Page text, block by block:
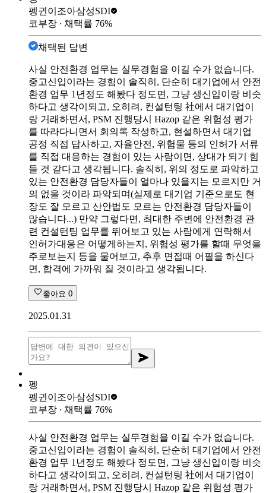
펭귄이조아삼성SDI
코부장 ∙ 채택률 76%
채택된 답변
사실 안전환경 업무는 실무경험을 이길 수가 없습니다.
중고신입이라는 경험이 솔직히, 단순히 대기업에서 안전
환경 업무 1년정도 해봤다 정도면, 그냥 생신입이랑 비슷
하다고 생각이되고, 오히려, 컨설턴팅 社에서 대기업이
랑 거래하면서, PSM 진행당시 Hazop 같은 위험성 평가
를 따라다니면서 회의록 작성하고, 현설하면서 대기업
공정 직접 답사하고, 자율안전, 위험물 등의 인허가 서류
를 직접 대응하는 경험이 있는 사람이면, 상대가 되기 힘
들 것 같다고 생각됩니다. 솔직히, 위의 정도로 파악하고
있는 안전환경 담당자들이 얼마나 있을지는 모르지만 거
의 없을 것이라 파악되며(실제로 대기업 기준으로도 현
장도 잘 모르고 산안법도 모르는 안전환경 담당자들이
많습니다...) 만약 그렇다면, 최대한 주변에 안전환경 관
련 컨설턴팅 업무를 뛰어보고 있는 사람에게 연락해서
인허가대응은 어떻게하는지, 위험성 평가를 할때 무엇을
주로보는지 등을 물어보고, 추후 면접때 어필을 하신다
면, 합격에 가까워 질 것이라고 생각됩니다.
좋아요 0
2025.01.31
펭
펭귄이조아삼성SDI
코부장 ∙ 채택률 76%
사실 안전환경 업무는 실무경험을 이길 수가 없습니다.
중고신입이라는 경험이 솔직히, 단순히 대기업에서 안전
환경 업무 1년정도 해봤다 정도면, 그냥 생신입이랑 비슷
하다고 생각이되고, 오히려, 컨설턴팅 社에서 대기업이
랑 거래하면서, PSM 진행당시 Hazop 같은 위험성 평가